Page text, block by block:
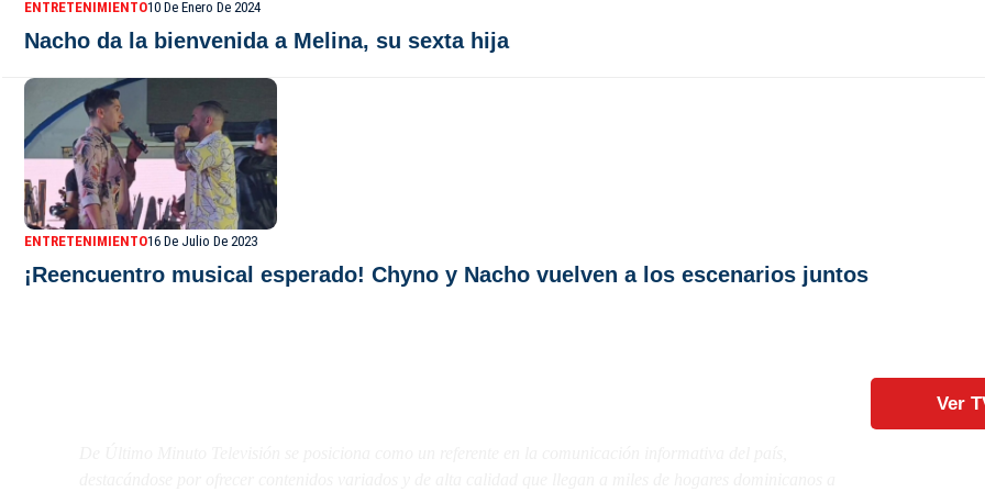
ENTRETENIMIENTO10 De Enero De 2024
Nacho da la bienvenida a Melina, su sexta hija
ENTRETENIMIENTO16 De Julio De 2023
¡Reencuentro musical esperado! Chyno y Nacho vuelven a los escenarios juntos
Ver